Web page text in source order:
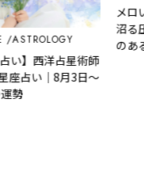
西洋占星術師
い｜8月3日～
メロい女
沼る圧倒
のある魅